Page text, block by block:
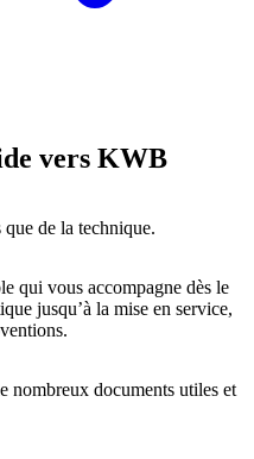
vers KWB
de la technique.
qui vous accompagne dès le
jusqu’à la mise en service,
nombreux documents utiles et